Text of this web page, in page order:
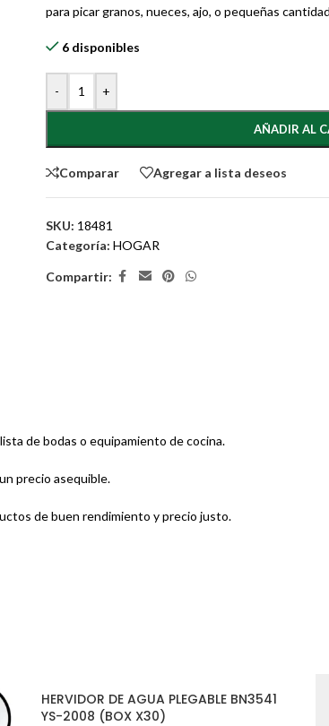
para picar granos, nueces, ajo, o pequeñas
6 disponibles
- +
AÑADIR AL
Comparar Agregar a lista deseos
SKU: 18481
Categoría: HOGAR
Compartir:
de bodas o equipamiento de cocina.
precio asequible.
de buen rendimiento y precio justo.
HERVIDOR DE AGUA PLEGABLE BN3541
YS-2008 (BOX X30)